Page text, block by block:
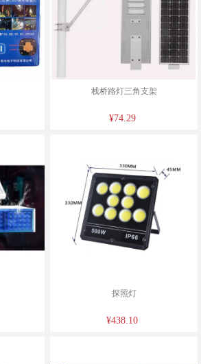
栈桥路灯三角支架
¥74.29
探照灯
¥438.10